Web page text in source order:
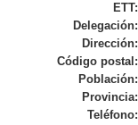
ETT:
Delegación:
Dirección:
Código postal:
Población:
Provincia:
Teléfono: